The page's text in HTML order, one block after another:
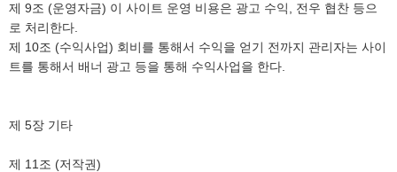
제 9조 (운영자금) 이 사이트 운영 비용은 광고 수익, 전우 협찬 등으
로 처리한다.
제 10조 (수익사업) 회비를 통해서 수익을 얻기 전까지 관리자는 사이
트를 통해서 배너 광고 등을 통해 수익사업을 한다.
제 5장 기타
제 11조 (저작권)